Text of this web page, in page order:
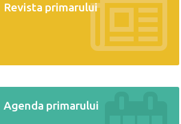
Revista primarului
Agenda primarului